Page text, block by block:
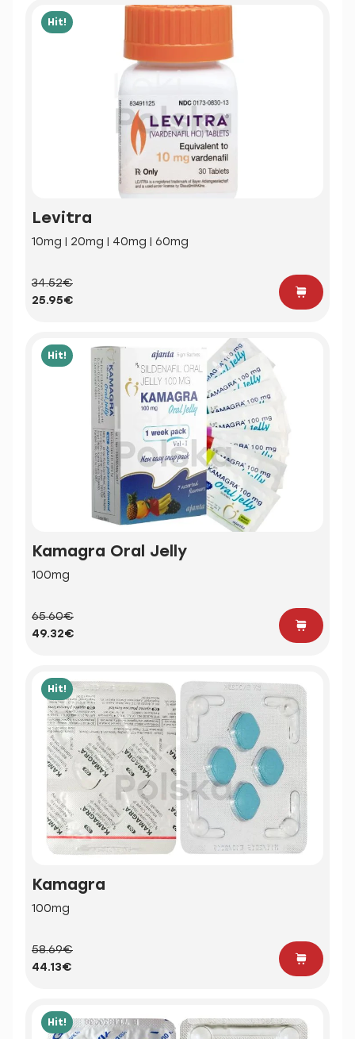
Hit!
Levitra
10mg | 20mg | 40mg | 60mg
34.52€
25.95€
Hit!
Kamagra Oral Jelly
100mg
65.60€
49.32€
Hit!
Kamagra
100mg
58.69€
44.13€
Hit!